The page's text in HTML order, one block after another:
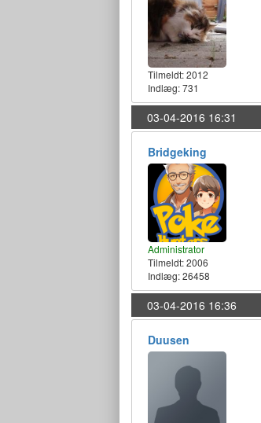
Tilmeldt:2012
Indlæg: 731
03-04-2016 16:31
Bridgeking
Administrator
Tilmeldt:2006
Indlæg: 26458
03-04-2016 16:36
Duusen